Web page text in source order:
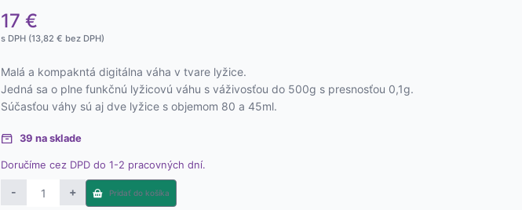
17 €
s DPH (13,82 € bez DPH)
Malá a kompakntá digitálna váha v tvare lyžice.
Jedná sa o plne funkčnú lyžicovú váhu s váživosťou do 500g s presnosťou 0,1g.
Súčasťou váhy sú aj dve lyžice s objemom 80 a 45ml.
39 na sklade
Doručíme cez DPD do 1-2 pracovných dní.
-
množstvo
+ Pridať do košíka